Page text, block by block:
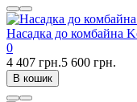
Насадка до комбайна
0
4 407 грн.5 600 грн.
В кошик